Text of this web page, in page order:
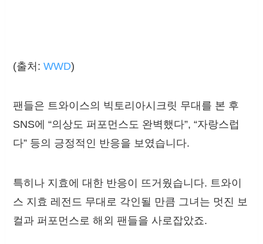
(출처: WWD)
팬들은 트와이스의 빅토리아시크릿 무대를 본 후
SNS에 “의상도 퍼포먼스도 완벽했다”, “자랑스럽
다” 등의 긍정적인 반응을 보였습니다.
특히나 지효에 대한 반응이 뜨거웠습니다. 트와이
스 지효 레전드 무대로 각인될 만큼 그녀는 멋진 보
컬과 퍼포먼스로 해외 팬들을 사로잡았죠.